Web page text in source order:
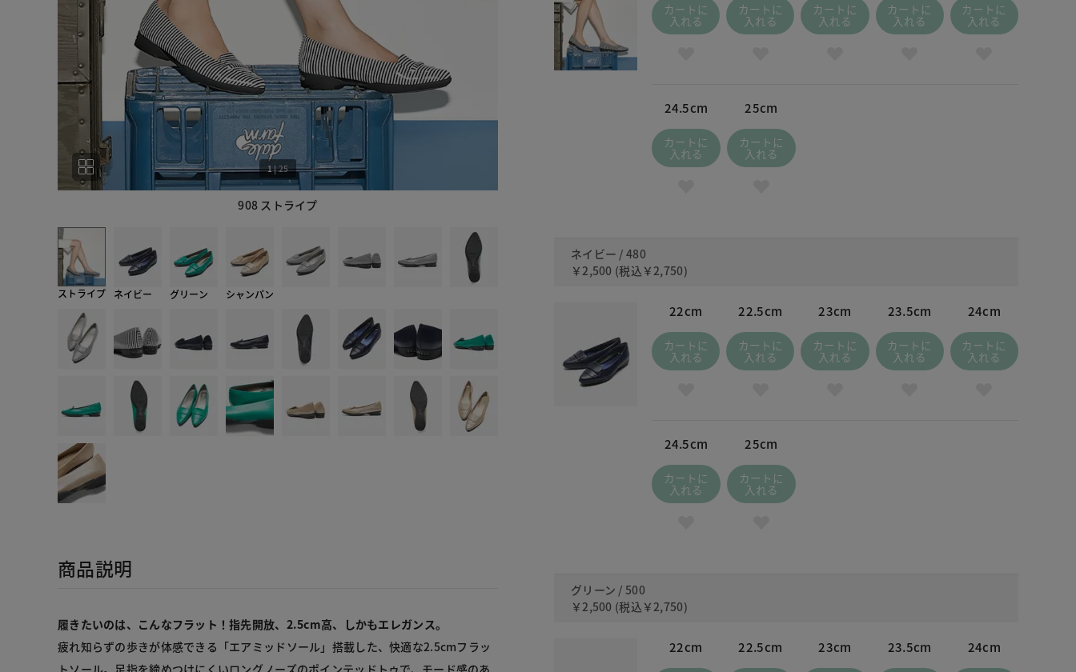
908 ストライプ
1|25
ストライプ ネイビー グリーン シャンパン
商品説明
履きたいのは、こんなフラット！指先開放、2.5cm高、しかもエレガンス。
疲れ知らずの歩きが体感できる「エアミッドソール」搭載した、快適な2.5cmフラッ
トソール。足指を締めつけにくいロングノーズのポインテッドトゥで、モード感のあ
カートに
入れる
カートに
入れる
カートに
入れる
カートに
入れる
カートに
入れる
24.5cm
カートに
入れる
25cm
カートに
入れる
ネイビー / 480
￥2,500 (税込 ￥2,750)
22cm
カートに
入れる
22.5cm
カートに
入れる
23cm
カートに
入れる
23.5cm
カートに
入れる
24cm
カートに
入れる
24.5cm
カートに
入れる
25cm
カートに
入れる
グリーン / 500
￥2,500 (税込 ￥2,750)
22cm 22.5cm 23cm 23.5cm 24cm